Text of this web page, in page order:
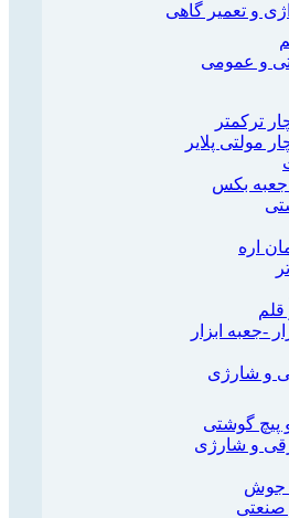
و تعمیر گاهی
و عمومی
ترکمتر
مولتی پلایر
بکس
اره
-جعبه ابزار
و شارژی
و پیچ گوشتی
و شارژی
جوش